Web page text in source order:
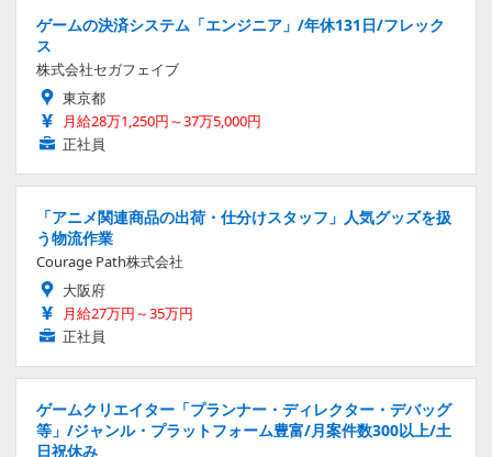
ゲームの決済システム「エンジニア」/年休131日/フレック
ス
株式会社セガフェイブ
東京都
月給28万1,250円～37万5,000円
正社員
「アニメ関連商品の出荷・仕分けスタッフ」人気グッズを扱
う物流作業
Courage Path株式会社
大阪府
月給27万円～35万円
正社員
ゲームクリエイター「プランナー・ディレクター・デバッグ
等」/ジャンル・プラットフォーム豊富/月案件数300以上/土
日祝休み